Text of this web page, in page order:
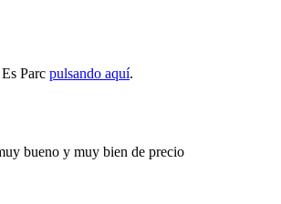
Parc pulsando aquí.
bueno y muy bien de precio